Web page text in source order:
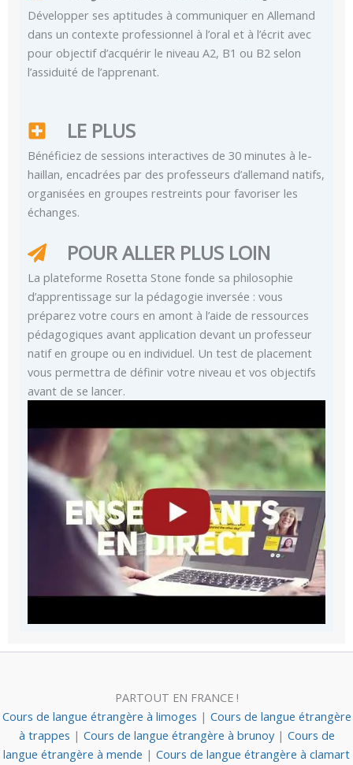
Développer ses aptitudes à communiquer en Allemand
dans un contexte professionnel à l’oral et à l’écrit avec
pour objectif d’acquérir le niveau A2, B1 ou B2 selon
l’assiduité de l’apprenant.
LE PLUS
Bénéficiez de sessions interactives de 30 minutes à le-
haillan, encadrées par des professeurs d’allemand natifs,
organisées en groupes restreints pour favoriser les
échanges.
POUR ALLER PLUS LOIN
La plateforme Rosetta Stone fonde sa philosophie
d’apprentissage sur la pédagogie inversée : vous
préparez votre cours en amont à l’aide de ressources
pédagogiques avant application devant un professeur
natif en groupe ou en individuel. Un test de placement
vous permettra de définir votre niveau et vos objectifs
avant de se lancer.
PARTOUT EN FRANCE !
Cours de langue étrangère à limoges | Cours de langue étrangère
à trappes | Cours de langue étrangère à brunoy | Cours de
langue étrangère à mende | Cours de langue étrangère à clamart